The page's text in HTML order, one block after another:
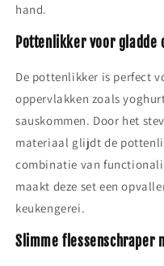
hand.
Pottenlikker voor gladde
De pottenlikker is perfect
oppervlakken zoals
sauskommen. Door het
materiaal glijdt de
combinatie van
maakt deze set een
keukengerei.
Slimme flessenschraper